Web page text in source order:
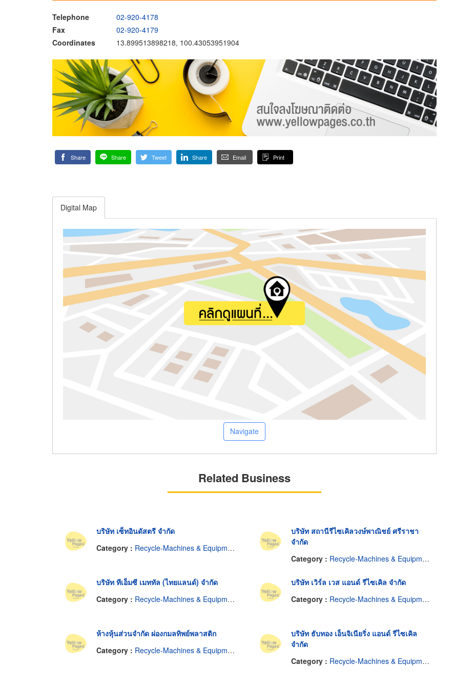
Telephone
02-920-4178
Fax
02-920-4179
Coordinates
13.899513898218, 100.43053951904
Share Share Tweet Share Email Print
Digital Map
Navigate
Related Business
บริษัท เซ็ทอินดัสตรี จำกัด
Category : Recycle-Machines & Equipment
บริษัท สถานีรีไซเคิลวงษ์พาณิชย์ ศรีราชา
จำกัด
Category : Recycle-Machines & Equipment
บริษัท ทีเอ็มซี เมททัล (ไทยแลนด์) จำกัด
Category : Recycle-Machines & Equipment
บริษัท เวิร์ล เวส แอนด์ รีไซเคิล จำกัด
Category : Recycle-Machines & Equipment
ห้างหุ้นส่วนจำกัด ผ่องกมลทิพย์พลาสติก
Category : Recycle-Machines & Equipment
บริษัท ธับทอง เอ็นจิเนียริ่ง แอนด์ รีไซเคิล
จำกัด
Category : Recycle-Machines & Equipment